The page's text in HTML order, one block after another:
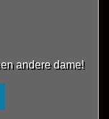
andere dame!